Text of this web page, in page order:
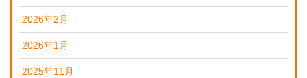
2026年2月
2026年1月
2025年11月